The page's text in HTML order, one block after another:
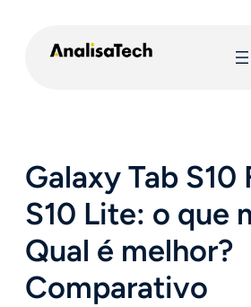
Galaxy Tab S10
S10 Lite: o que
Qual é melhor?
Comparativo